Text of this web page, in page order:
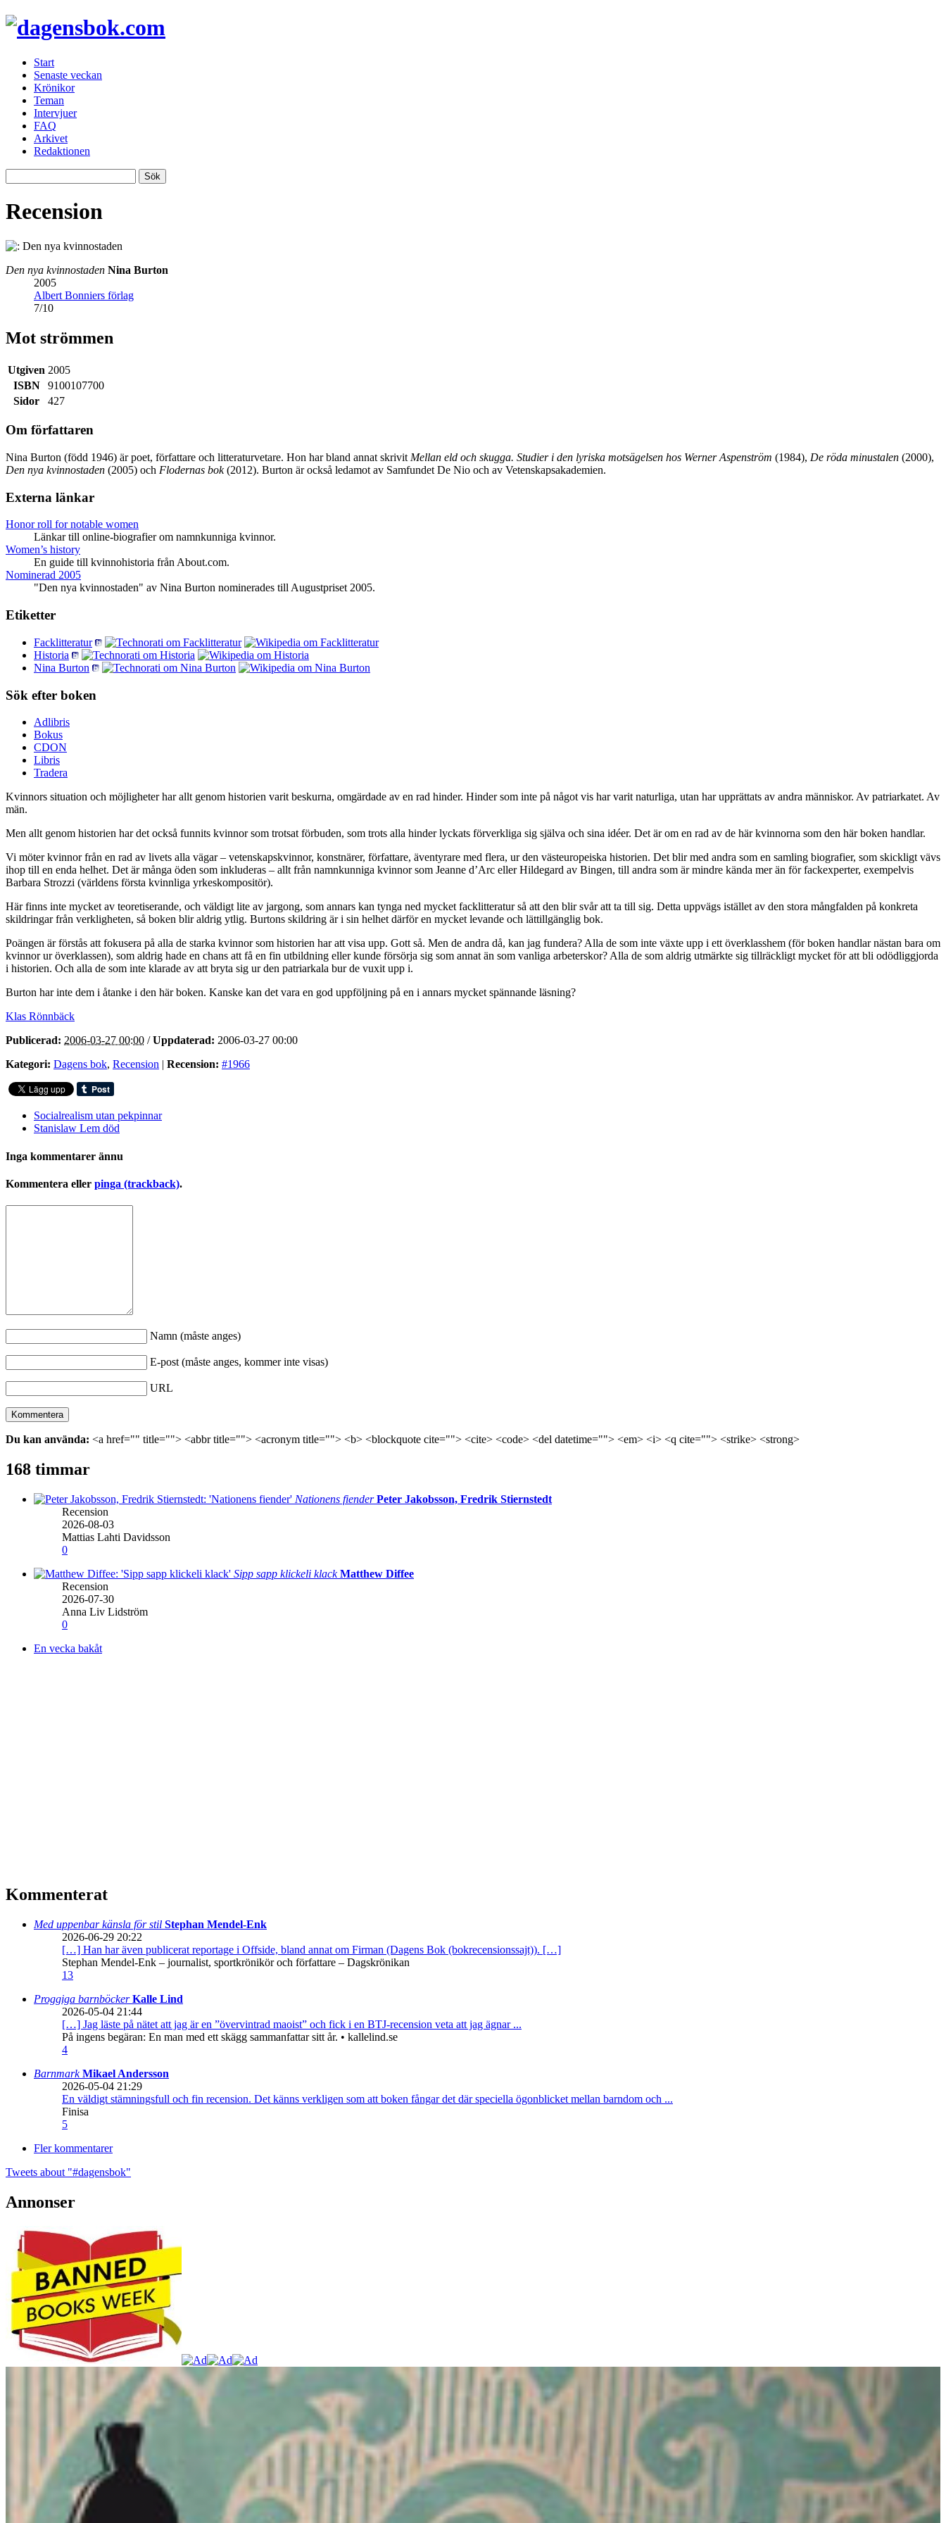
Start
Senaste veckan
Krönikor
Teman
Intervjuer
FAQ
Arkivet
Redaktionen
Recension
Den nya kvinnostaden Nina Burton
2005
Albert Bonniers förlag
7/10
Mot strömmen
Utgiven 2005
ISBN
9100107700
Sidor
427
Om författaren
Nina Burton (född 1946) är poet, författare och litteraturvetare. Hon har bland annat skrivit Mellan eld och skugga. Studier i den lyriska motsägelsen hos Werner Aspenström (1984), De röda minustalen (2000),
Den nya kvinnostaden (2005) och Flodernas bok(2012). Burton är också ledamot av Samfundet De Nio och av Vetenskapsakademien.
Externa länkar
Honor roll for notable women
Länkar till online-biografier om namnkunniga kvinnor.
Women’s history
En guide till kvinnohistoria från About.com.
Nominerad 2005
"Den nya kvinnostaden" av Nina Burton nominerades till Augustpriset 2005.
Etiketter
Facklitteratur
Historia
Nina Burton
Sök efter boken
Adlibris
Bokus
CDON
Libris
Tradera
Kvinnors situation och möjligheter har allt genom historien varit beskurna, omgärdade av en rad hinder. Hinder som inte på något vis har varit naturliga, utan har upprättats av andra människor. Av patriarkatet. Av
män.
Men allt genom historien har det också funnits kvinnor som trotsat förbuden, som trots alla hinder lyckats förverkliga sig själva och sina idéer. Det är om en rad av de här kvinnorna som den här boken handlar.
Vi möter kvinnor från en rad av livets alla vägar – vetenskapskvinnor, konstnärer, författare, äventyrare med flera, ur den västeuropeiska historien. Det blir med andra som en samling biografier, som skickligt vävs
ihop till en enda helhet. Det är många öden som inkluderas – allt från namnkunniga kvinnor som Jeanne d’Arc eller Hildegard av Bingen, till andra som är mindre kända mer än för fackexperter, exempelvis
Barbara Strozzi (världens första kvinnliga yrkeskompositör).
Här finns inte mycket av teoretiserande, och väldigt lite av jargong, som annars kan tynga ned mycket facklitteratur så att den blir svår att ta till sig. Detta uppvägs istället av den stora mångfalden på konkreta
skildringar från verkligheten, så boken blir aldrig ytlig. Burtons skildring är i sin helhet därför en mycket levande och lättillgänglig bok.
Poängen är förstås att fokusera på alla de starka kvinnor som historien har att visa upp. Gott så. Men de andra då, kan jag fundera? Alla de som inte växte upp i ett överklasshem (för boken handlar nästan bara om
kvinnor ur överklassen), som aldrig hade en chans att få en fin utbildning eller kunde försörja sig som annat än som vanliga arbeterskor? Alla de som aldrig utmärkte sig tillräckligt mycket för att bli odödliggjorda
i historien. Och alla de som inte klarade av att bryta sig ur den patriarkala bur de vuxit upp i.
Burton har inte dem i åtanke i den här boken. Kanske kan det vara en god uppföljning på en i annars mycket spännande läsning?
Klas Rönnbäck
Publicerad: 2006-03-27 00:00 /Uppdaterad: 2006-03-27 00:00
Kategori: Dagens bok, Recension | Recension: #1966
Socialrealism utan pekpinnar
Stanislaw Lem död
Inga kommentarer ännu
Kommentera eller pinga (trackback).
Namn (måste anges)
E-post (måste anges, kommer inte visas)
URL
Du kan använda: <a href="" title=""> <abbr title=""> <acronym title=""> <b> <blockquote cite=""> <cite> <code> <del datetime=""> <em> <i> <q cite=""> <strike> <strong>
168 timmar
Nationens fiender Peter Jakobsson, Fredrik Stiernstedt
Recension
2026-08-03
Mattias Lahti Davidsson
0
Sipp sapp klickeli klack Matthew Diffee
Recension
2026-07-30
Anna Liv Lidström
0
En vecka bakåt
Kommenterat
Med uppenbar känsla för stil Stephan Mendel-Enk
2026-06-29 20:22
[…] Han har även publicerat reportage i Offside, bland annat om Firman (Dagens Bok (bokrecensionssajt)). […]
Stephan Mendel-Enk – journalist, sportkrönikör och författare – Dagskrönikan
13
Proggiga barnböckerKalle Lind
2026-05-04 21:44
[…] Jag läste på nätet att jag är en ”övervintrad maoist” och fick i en BTJ-recension veta att jag ägnar ...
På ingens begäran: En man med ett skägg sammanfattar sitt år. • kallelind.se
4
BarnmarkMikael Andersson
2026-05-04 21:29
En väldigt stämningsfull och fin recension. Det känns verkligen som att boken fångar det där speciella ögonblicket mellan barndom och ...
Finisa
5
Fler kommentarer
Tweets about "#dagensbok"
Annonser